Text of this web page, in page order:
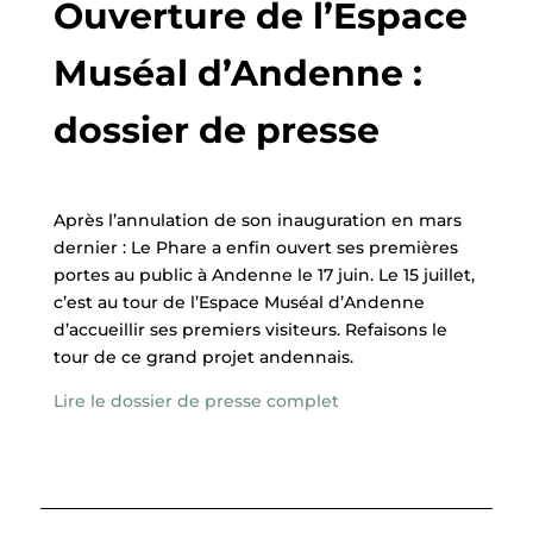
Ouverture de l’Espace
Muséal d’Andenne :
dossier de presse
Après l’annulation de son inauguration en mars
dernier : Le Phare a enfin ouvert ses premières
portes au public à Andenne le 17 juin. Le 15 juillet,
c’est au tour de l’Espace Muséal d’Andenne
d’accueillir ses premiers visiteurs. Refaisons le
tour de ce grand projet andennais.
Lire le dossier de presse complet